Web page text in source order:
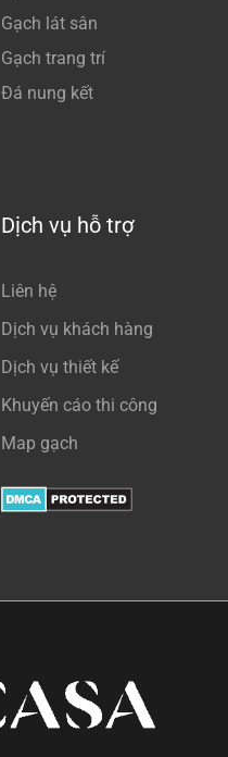
Gạch lát sân
Gạch trang trí
Đá nung kết
Dịch vụ hỗ trợ
Liên hệ
Dịch vụ khách hàng
Dịch vụ thiết kế
Khuyến cáo thi công
Map gạch